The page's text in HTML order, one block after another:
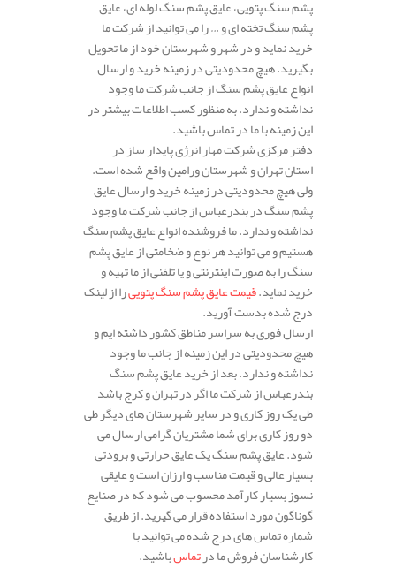
پشم سنگ پتویی، عایق پشم سنگ لوله ای، عایق
پشم سنگ تخته ای و … را می توانید از شرکت ما
خرید نماید و در شهر و شهرستان خود از ما تحویل
بگیرید. هیچ محدودیتی در زمینه خرید و ارسال
انواع عایق پشم سنگ از جانب شرکت ما وجود
نداشته و ندارد. به منظور کسب اطلاعات بیشتر در
این زمینه با ما در تماس باشید.
دفتر مرکزی شرکت مهار انرژی پایدار ساز در
استان تهران و شهرستان ورامین واقع شده است.
ولی هیچ محدودیتی در زمینه خرید و ارسال عایق
پشم سنگ در بندرعباس از جانب شرکت ما وجود
نداشته و ندارد. ما فروشنده انواع عایق پشم سنگ
هستیم و می توانید هر نوع و ضخامتی از عایق پشم
سنگ را به صورت اینترنتی و یا تلفنی از ما تهیه و
خرید نماید.قیمت عایق پشم سنگ پتوییرا از لینک
درج شده بدست آورید.
ارسال فوری به سراسر مناطق کشور داشته ایم و
هیچ محدودیتی در این زمینه از جانب ما وجود
نداشته و ندارد. بعد از خرید عایق پشم سنگ
بندرعباس از شرکت ما اگر در تهران و کرج باشد
طی یک روز کاری و در سایر شهرستان های دیگر طی
دو روز کاری برای شما مشتریان گرامی ارسال می
شود. عایق پشم سنگ یک عایق حرارتی و برودتی
بسیار عالی و قیمت مناسب و ارزان است و عایقی
نسوز بسیار کارآمد محسوب می شود که در صنایع
گوناگون مورد استفاده قرار می گیرید. از طریق
شماره تماس های درج شده می توانید با
کارشناسان فروش ما درتماسباشید.